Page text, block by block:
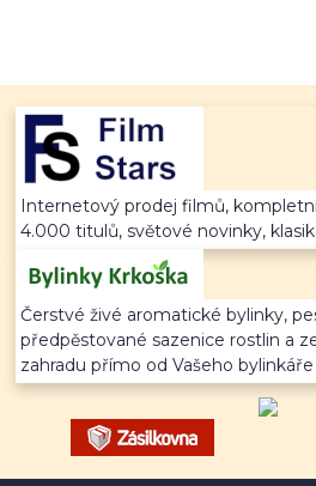
Internetový prodej filmů,
4.000 titulů, světové novinky,
Čerstvé živé aromatické bylinky,
předpěstované sazenice rostlin a
zahradu přímo od Vašeho bylinkáře